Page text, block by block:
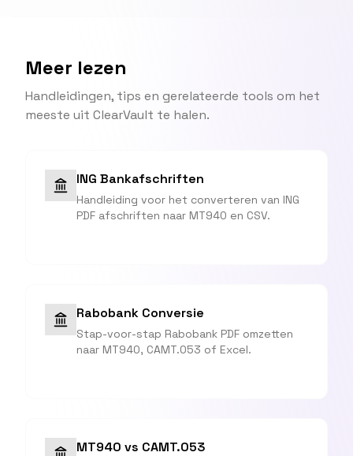
Meer lezen
Handleidingen, tips en gerelateerde tools om het
meeste uit ClearVault te halen.
ING Bankafschriften
Handleiding voor het converteren van ING
PDF afschriften naar MT940 en CSV.
Rabobank Conversie
Stap-voor-stap Rabobank PDF omzetten
naar MT940, CAMT.053 of Excel.
MT940 vs CAMT.053